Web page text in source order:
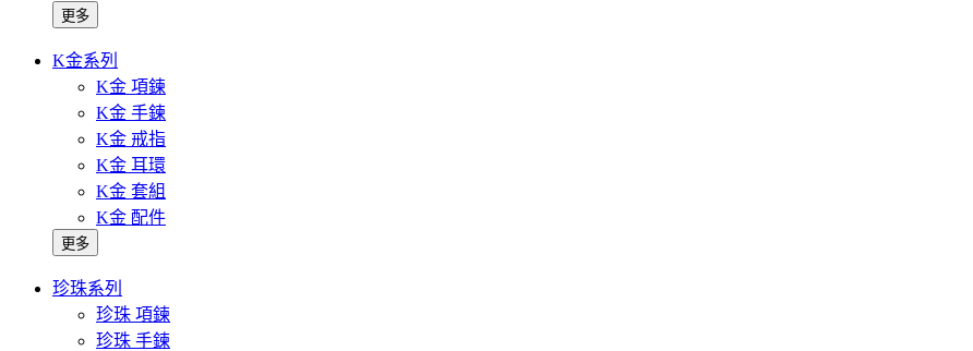
更多
K金系列
K金 項鍊
K金 手鍊
K金 戒指
K金 耳環
K金 套組
K金 配件
更多
珍珠系列
珍珠 項鍊
珍珠 手鍊